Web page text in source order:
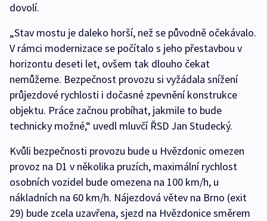
dovolí.
„Stav mostu je daleko horší, než se původně očekávalo.
V rámci modernizace se počítalo s jeho přestavbou v
horizontu deseti let, ovšem tak dlouho čekat
nemůžeme. Bezpečnost provozu si vyžádala snížení
průjezdové rychlosti i dočasné zpevnění konstrukce
objektu. Práce začnou probíhat, jakmile to bude
technicky možné,“ uvedl mluvčí ŘSD Jan Studecký.
Kvůli bezpečnosti provozu bude u Hvězdonic omezen
provoz na D1 v několika pruzích, maximální rychlost
osobních vozidel bude omezena na 100 km/h, u
nákladních na 60 km/h. Nájezdová větev na Brno (exit
29) bude zcela uzavřena, sjezd na Hvězdonice směrem